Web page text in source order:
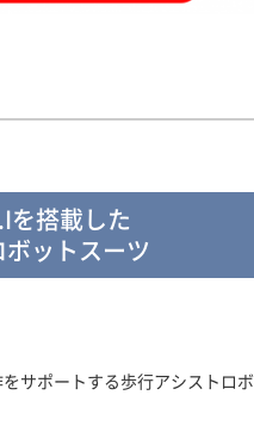
を搭載した
ットスーツ
サポートする歩行アシストロボ